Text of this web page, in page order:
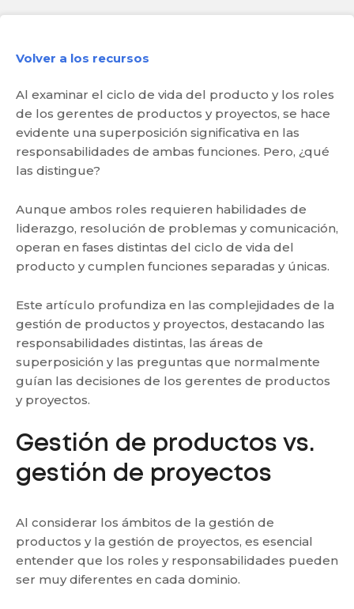
Volver a los recursos
Al examinar el ciclo de vida del producto y los roles
de los gerentes de productos y proyectos, se hace
evidente una superposición significativa en las
responsabilidades de ambas funciones. Pero, ¿qué
las distingue?
Aunque ambos roles requieren habilidades de
liderazgo, resolución de problemas y comunicación,
operan en fases distintas del ciclo de vida del
producto y cumplen funciones separadas y únicas.
Este artículo profundiza en las complejidades de la
gestión de productos y proyectos, destacando las
responsabilidades distintas, las áreas de
superposición y las preguntas que normalmente
guían las decisiones de los gerentes de productos
y proyectos.
Gestión de productos vs.
gestión de proyectos
Al considerar los ámbitos de la gestión de
productos y la gestión de proyectos, es esencial
entender que los roles y responsabilidades pueden
ser muy diferentes en cada dominio.